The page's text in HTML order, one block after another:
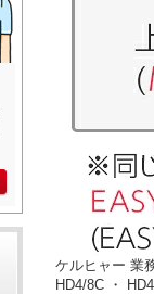
ケルヒャー 業
HD4/8C ・